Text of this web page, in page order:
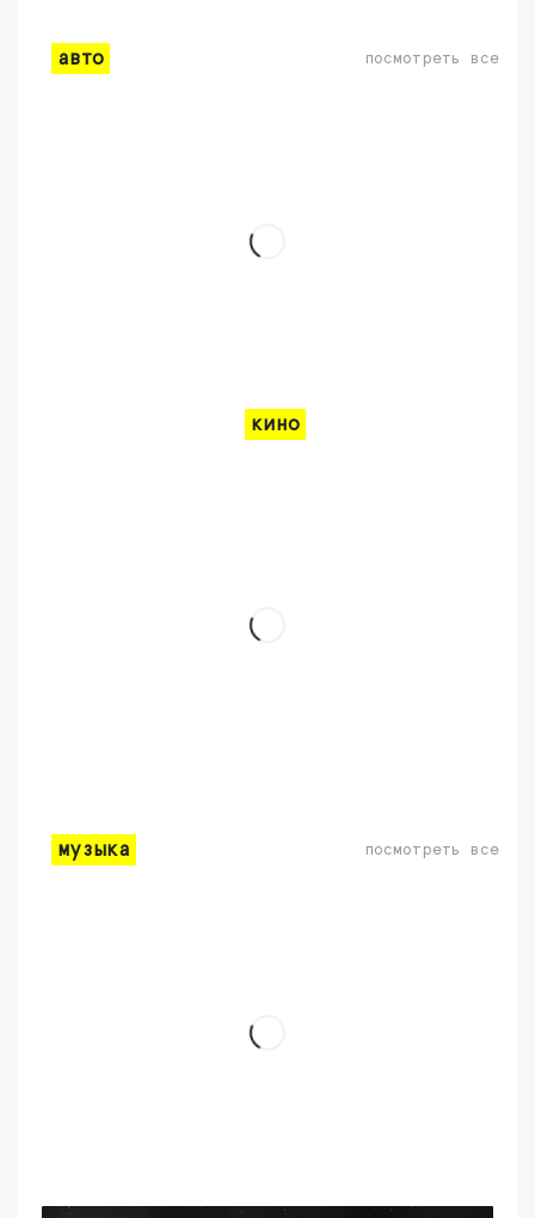
авто посмотреть все
кино
музыка посмотреть все